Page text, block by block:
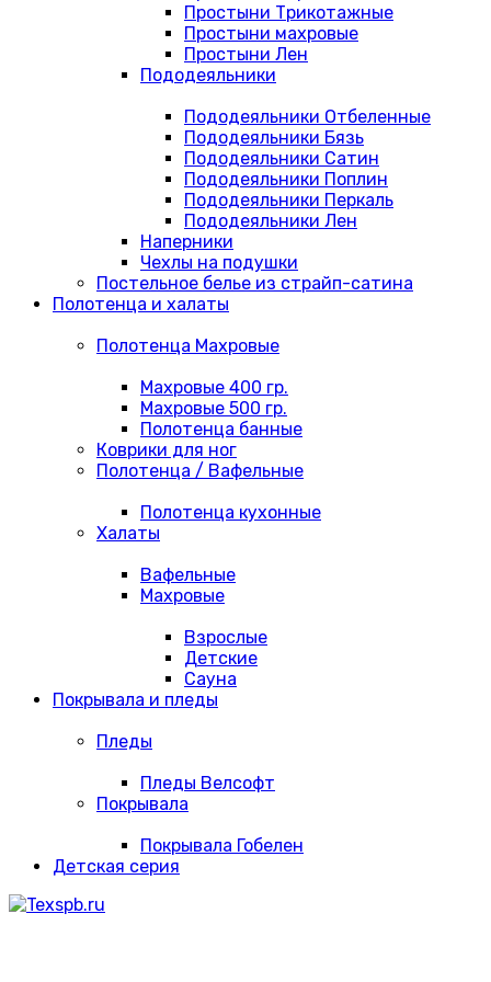
Простыни Трикотажные
Простыни махровые
Простыни Лен
Пододеяльники
Пододеяльники Отбеленные
Пододеяльники Бязь
Пододеяльники Сатин
Пододеяльники Поплин
Пододеяльники Перкаль
Пододеяльники Лен
Наперники
Чехлы на подушки
Постельное белье из страйп-сатина
Полотенца и халаты
Полотенца Махровые
Махровые 400 гр.
Махровые 500 гр.
Полотенца банные
Коврики для ног
Полотенца / Вафельные
Полотенца кухонные
Халаты
Вафельные
Махровые
Взрослые
Детские
Сауна
Покрывала и пледы
Пледы
Пледы Велсофт
Покрывала
Покрывала Гобелен
Детская серия